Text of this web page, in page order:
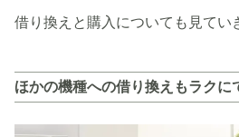
借り換えと購入についても見てい
ほかの機種への借り換えもラクに